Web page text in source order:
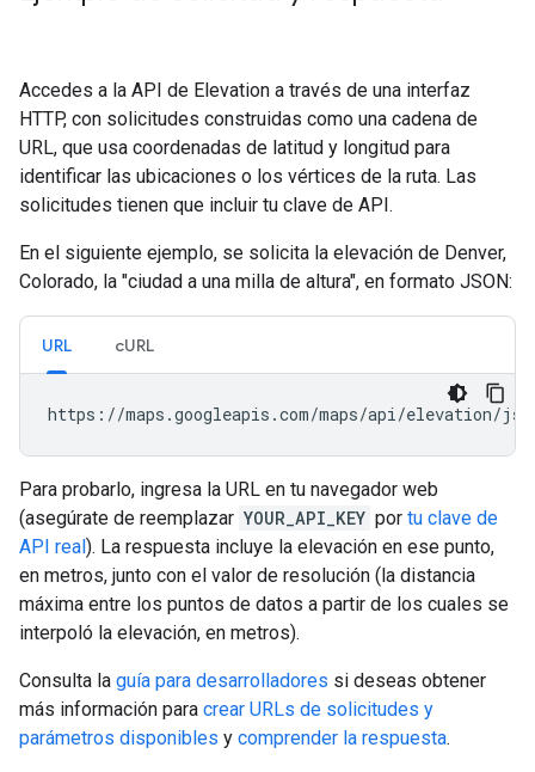
Accedes a la API de Elevation a través de una interfaz
HTTP, con solicitudes construidas como una cadena de
URL, que usa coordenadas de latitud y longitud para
identificar las ubicaciones o los vértices de la ruta. Las
solicitudes tienen que incluir tu clave de API.
En el siguiente ejemplo, se solicita la elevación de Denver,
Colorado, la "ciudad a una milla de altura", en formato JSON:
URL cURL
https://maps.googleapis.com/maps/api/elevation/
Para probarlo, ingresa la URL en tu navegador web
(asegúrate de reemplazar YOUR_API_KEY por tu clave de
API real). La respuesta incluye la elevación en ese punto,
en metros, junto con el valor de resolución (la distancia
máxima entre los puntos de datos a partir de los cuales se
interpoló la elevación, en metros).
Consulta la guía para desarrolladores si deseas obtener
más información para crear URLs de solicitudes y
parámetros disponibles y comprender la respuesta.